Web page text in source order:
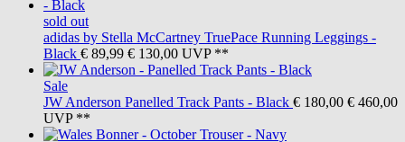
sold out
adidas by Stella McCartney TruePace Running Leggings -
Black € 89,99 € 130,00 UVP **
Sale
JW Anderson Panelled Track Pants - Black € 180,00 € 460,00
UVP **